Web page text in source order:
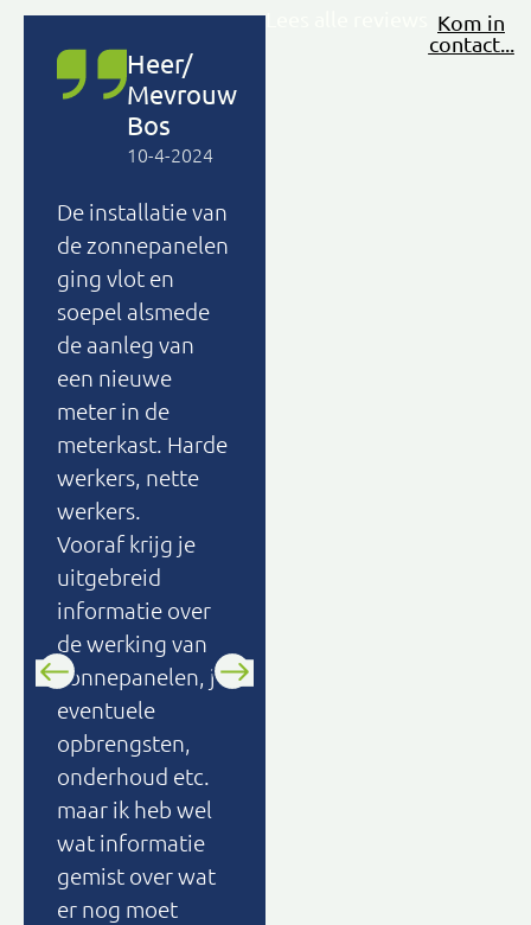
Heer/
Mevrouw
Bos
10-4-2024
De installatie van
de zonnepanelen
ging vlot en
soepel alsmede
de aanleg van
een nieuwe
meter in de
meterkast. Harde
werkers, nette
werkers.
Vooraf krijg je
uitgebreid
informatie over
de werking van
zonnepanelen, je
eventuele
opbrengsten,
onderhoud etc.
maar ik heb wel
wat informatie
gemist over wat
er nog moet
MZweep
Kom in
contact...